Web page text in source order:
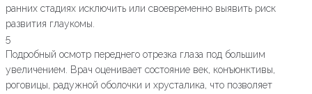
ранних стадиях исключить или своевременно выявить риск
развития глаукомы.
5
Подробный осмотр переднего отрезка глаза под большим
увеличением. Врач оценивает состояние век, конъюнктивы,
роговицы, радужной оболочки и хрусталика, что позволяет